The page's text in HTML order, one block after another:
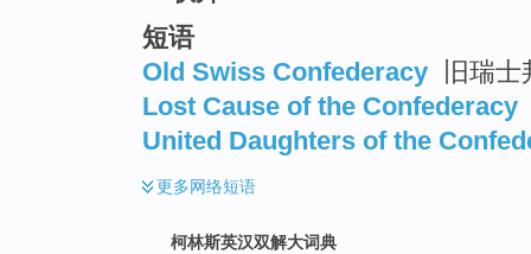
短语
Old Swiss Confederacy
旧瑞士
Lost Cause of the Confederacy
United Daughters of the
更多网络短语
柯林斯英汉双解大词典